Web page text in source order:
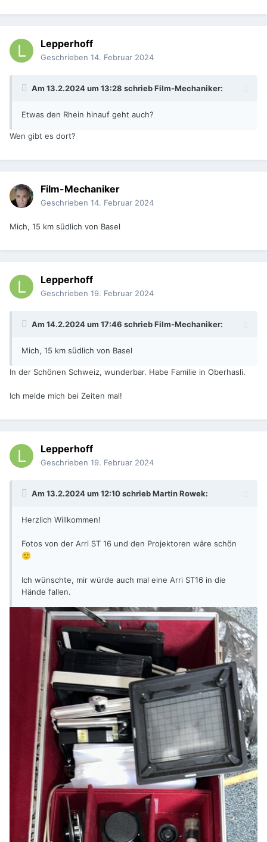
Lepperhoff
Geschrieben 14. Februar 2024
Am 13.2.2024 um 13:28 schriebFilm-Mechaniker:
Etwas den Rhein hinauf geht auch?
Wen gibt es dort?
Film-Mechaniker
Geschrieben 14. Februar 2024
Mich, 15 km südlich von Basel
Lepperhoff
Geschrieben 19. Februar 2024
Am 14.2.2024 um 17:46 schriebFilm-Mechaniker:
Mich, 15 km südlich von Basel
In der Schönen Schweiz, wunderbar. Habe Familie in Oberhasli.
Ich melde mich bei Zeiten mal!
Lepperhoff
Geschrieben 19. Februar 2024
Am 13.2.2024 um 12:10 schriebMartin Rowek:
Herzlich Willkommen!
Fotos von der Arri ST 16 und den Projektoren wäre schön
🙂
Ich wünschte, mir würde auch mal eine Arri ST16 in die
Hände fallen.